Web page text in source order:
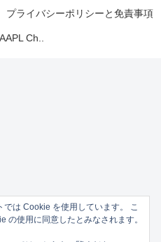
プライバシーポリシーと免責事項
Ch..
は Cookie を使用しています。 こ
の使用に同意したとみなされます。